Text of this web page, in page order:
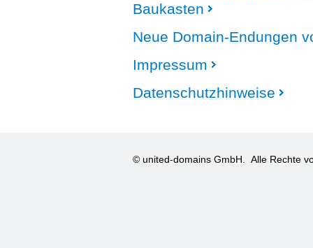
Baukasten
Neue Domain-Endungen
Impressum
Datenschutzhinweise
© united-domains GmbH. Alle Rechte